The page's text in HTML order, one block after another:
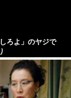
ろよ」のヤジで